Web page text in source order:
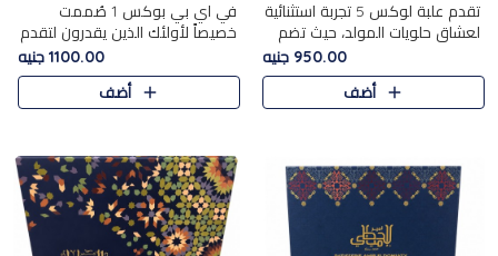
تقدم علبة لوكس 5 تجربة استثنائية
لعشاق حلويات المولد، حيث تضم
42 قطعة من تشكيلة فاخرة تجمع
بين أشهر الأصناف التقليدية وأصناف
مميزة مختارة بع..
950.00 جنيه
أضف
في اي بي بوكس 1 صُممت
خصيصاً لأولئك الذين يقدرون لتقدم
تجربة استثنائية بوكس تجمع بين
أفخر حلويات المولد المصري مع
تشكيلة مختارة من الأصناف ..
1100.00 جنيه
أضف